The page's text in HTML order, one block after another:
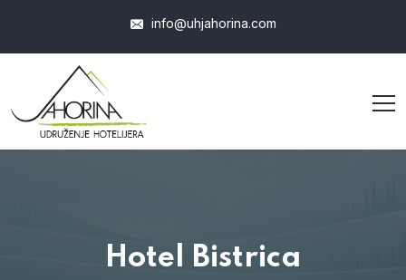
info@uhjahorina.com
Hotel Bistrica